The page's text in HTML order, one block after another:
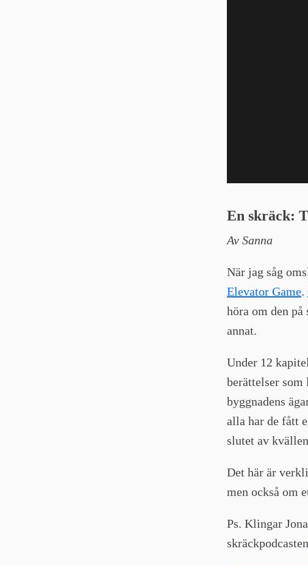
En skräck:
Av Sanna
När jag såg
Elevator Game.
höra om den på
annat.
Under 12
berättelser
byggnadens
alla har de fått
slutet av
Det här är
men också om
Ps. Klingar
skräckpodcasten